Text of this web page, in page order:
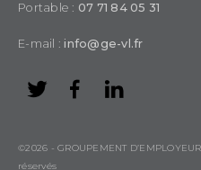
Portable : 07 71 84 05 31
E-mail : info@ge-vl.fr
©2026 - GROUPEMENT
réservés